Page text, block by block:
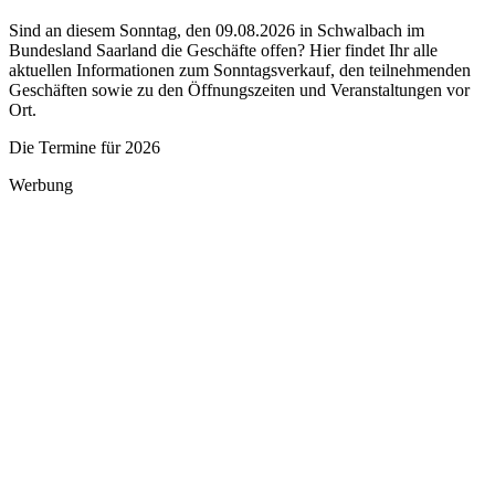
Sind an diesem Sonntag, den 09.08.2026 in Schwalbach im
Bundesland Saarland die Geschäfte offen? Hier findet Ihr alle
aktuellen Informationen zum Sonntagsverkauf, den teilnehmenden
Geschäften sowie zu den Öffnungszeiten und Veranstaltungen vor
Ort.
Die Termine für 2026
Werbung